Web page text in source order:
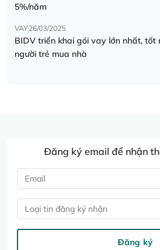
5%/năm
VAY26/03/2025
BIDV triển khai gói vay lớn nhất, tốt
người trẻ mua nhà
Đăng ký email để nhận
Loại tin đăng ký nhận
Đăng ký